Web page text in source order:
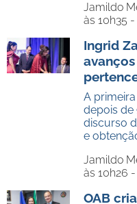
Jamildo
às 10h35
Ingrid
avanços
A
depois de
discurso
e
Jamildo
às 10h26
OAB